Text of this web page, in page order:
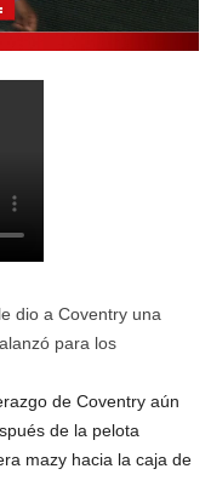
dio a Coventry una
para los
de Coventry aún
de la pelota
mazy hacia la caja de